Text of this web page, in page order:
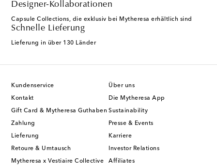
Designer-Kollaborationen
Capsule Collections, die exklusiv bei Mytheresa erhältlich sind
Schnelle Lieferung
Lieferung in über 130 Länder
Kundenservice
Kontakt
Gift Card & Mytheresa Guthaben
Zahlung
Lieferung
Retoure & Umtausch
Mytheresa x Vestiaire Collective
Über uns
Die Mytheresa App
Sustainability
Presse & Events
Karriere
Investor Relations
Affiliates